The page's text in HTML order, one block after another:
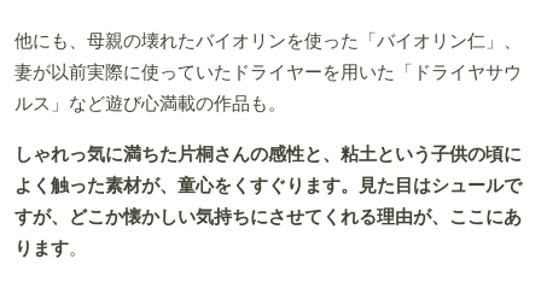
他にも、母親の壊れたバイオリンを使った「バイオリン仁」、
妻が以前実際に使っていたドライヤーを用いた「ドライヤサウ
ルス」など遊び心満載の作品も。
しゃれっ気に満ちた片桐さんの感性と、粘土という子供の頃に
よく触った素材が、童心をくすぐります。見た目はシュールで
すが、どこか懐かしい気持ちにさせてくれる理由が、ここにあ
ります。